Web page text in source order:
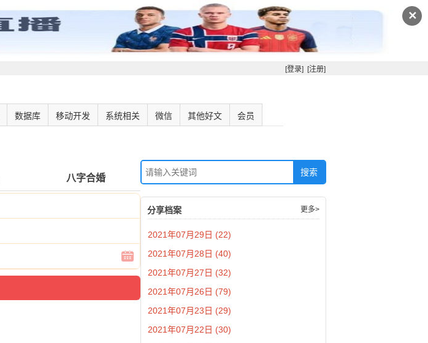
✕
[登录] [注册]
数据库 移动开发 系统相关 微信 其他好文 会员
八字合婚
分享档案 更多>
2021年07月29日 (22)
2021年07月28日 (40)
2021年07月27日 (32)
2021年07月26日 (79)
2021年07月23日 (29)
2021年07月22日 (30)